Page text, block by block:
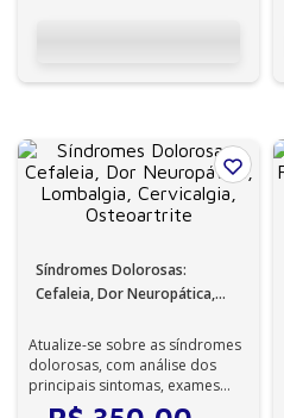
Síndromes Dolorosas:
Cefaleia, Dor Neuropática,
Osteoartrite
Atualize-se sobre as síndromes
dolorosas, com análise dos
principais sintomas, exames
diagnósticos e comparação